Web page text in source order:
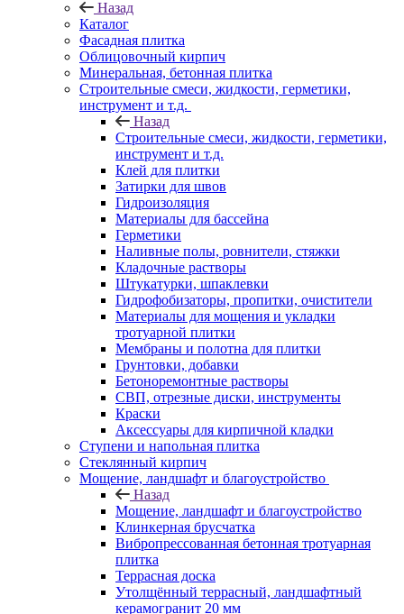
Назад
Каталог
Фасадная плитка
Облицовочный кирпич
Минеральная, бетонная плитка
Строительные смеси, жидкости, герметики,
инструмент и т.д.
Назад
Строительные смеси, жидкости, герметики,
инструмент и т.д.
Клей для плитки
Затирки для швов
Гидроизоляция
Материалы для бассейна
Герметики
Наливные полы, ровнители, стяжки
Кладочные растворы
Штукатурки, шпаклевки
Гидрофобизаторы, пропитки, очистители
Материалы для мощения и укладки
тротуарной плитки
Мембраны и полотна для плитки
Грунтовки, добавки
Бетоноремонтные растворы
СВП, отрезные диски, инструменты
Краски
Аксессуары для кирпичной кладки
Ступени и напольная плитка
Cтеклянный кирпич
Мощение, ландшафт и благоустройство
Назад
Мощение, ландшафт и благоустройство
Клинкерная брусчатка
Вибропрессованная бетонная тротуарная
плитка
Террасная доска
Утолщённый террасный, ландшафтный
керамогранит 20 мм